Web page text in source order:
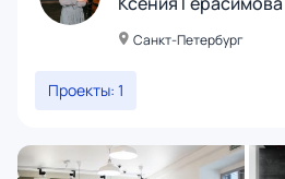
Санкт-Петербург
Проекты: 1